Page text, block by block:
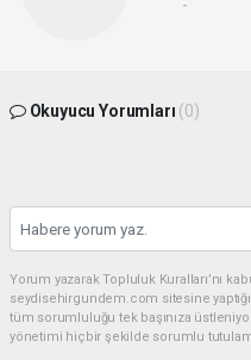
-
Okuyucu Yorumları (0)
Yorum yazarak Topluluk Kuralları’nı
seydisehirgundem.com sitesine
tüm sorumluluğu tek başınıza
yönetimi hiçbir şekilde sorumlu